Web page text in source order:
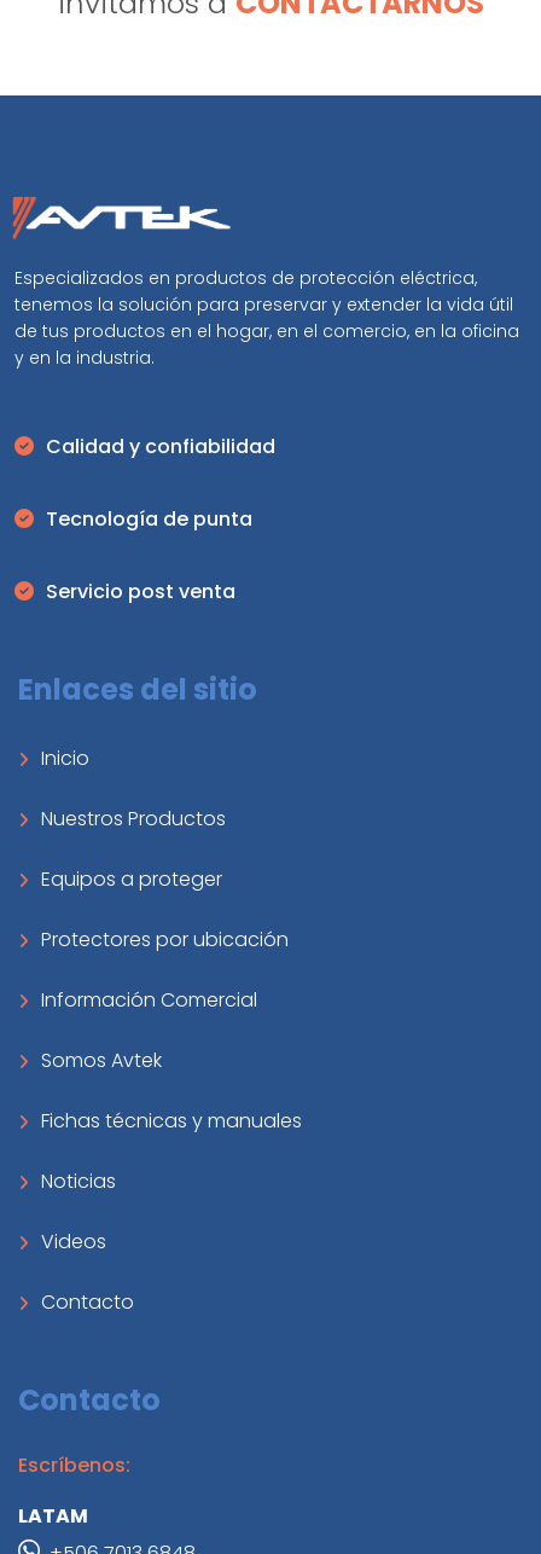
Especializados en productos de protección eléctrica,
tenemos la solución para preservar y extender la vida útil
de tus productos en el hogar, en el comercio, en la oficina
y en la industria.
Calidad y confiabilidad
Tecnología de punta
Servicio post venta
Enlaces del sitio
Inicio
Nuestros Productos
Equipos a proteger
Protectores por ubicación
Información Comercial
Somos Avtek
Fichas técnicas y manuales
Noticias
Videos
Contacto
Contacto
Escríbenos:
LATAM